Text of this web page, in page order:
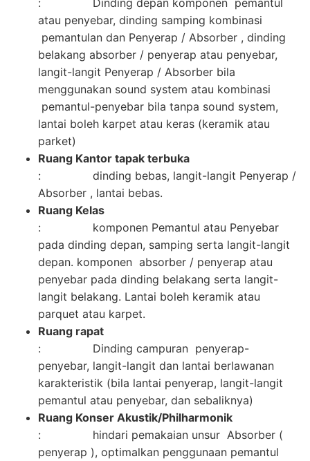
atau penyebar, dinding samping kombinasi
pemantulan dan Penyerap / Absorber , dinding
belakang absorber / penyerap atau penyebar,
langit-langit Penyerap / Absorber bila
menggunakan sound system atau kombinasi
pemantul-penyebar bila tanpa sound system,
lantai boleh karpet atau keras (keramik atau
parket)
Ruang Kantor tapak terbuka
: dinding bebas, langit-langit Penyerap /
Absorber , lantai bebas.
Ruang Kelas
: komponen Pemantul atau Penyebar
pada dinding depan, samping serta langit-langit
depan. komponen absorber / penyerap atau
penyebar pada dinding belakang serta langit-
langit belakang. Lantai boleh keramik atau
parquet atau karpet.
Ruang rapat
: Dinding campuran penyerap-
penyebar, langit-langit dan lantai berlawanan
karakteristik (bila lantai penyerap, langit-langit
pemantul atau penyebar, dan sebaliknya)
Ruang Konser Akustik/Philharmonik
: hindari pemakaian unsur Absorber (
penyerap ), optimalkan penggunaan pemantul